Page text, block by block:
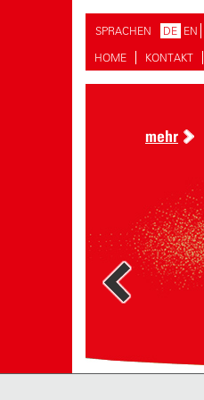
SPRACHEN DE EN
HOME
KONTAKT
mehr
mehr